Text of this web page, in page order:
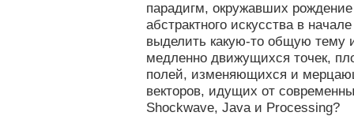
парадигм, окружавших
абстрактного искусства в
выделить какую-то общую тему
медленно движущихся точек,
полей, изменяющихся и
векторов, идущих от
Shockwave, Java и Processing?